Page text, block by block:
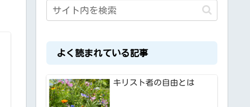
よく読まれている記事
キリスト者の自由とは